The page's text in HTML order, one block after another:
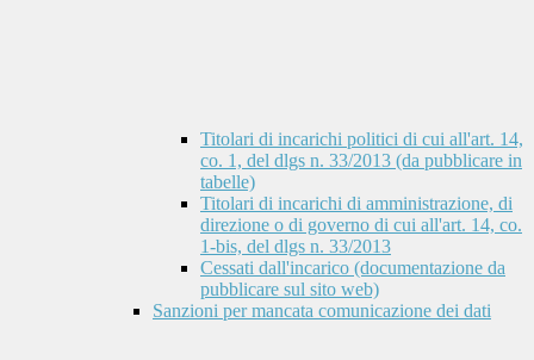
Titolari di incarichi politici di cui all'art. 14,
co. 1, del dlgs n. 33/2013 (da pubblicare in
tabelle)
Titolari di incarichi di amministrazione, di
direzione o di governo di cui all'art. 14, co.
1-bis, del dlgs n. 33/2013
Cessati dall'incarico (documentazione da
pubblicare sul sito web)
Sanzioni per mancata comunicazione dei dati